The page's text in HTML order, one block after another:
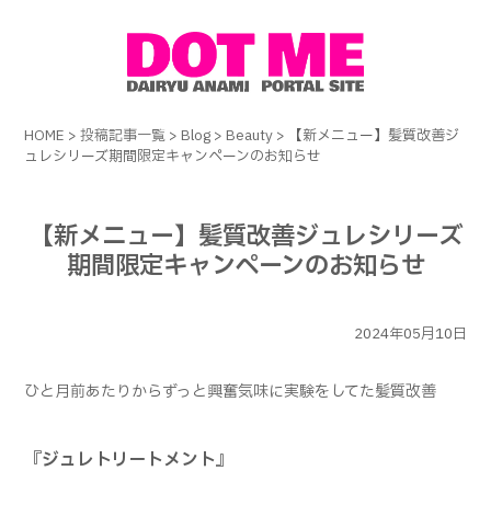
HOME >投稿記事一覧 >Blog >Beauty > 【新メニュー】髪質改善ジ
ュレシリーズ期間限定キャンペーンのお知らせ
【新メニュー】髪質改善ジュレシリーズ
期間限定キャンペーンのお知らせ
2024年05月10日
ひと月前あたりからずっと興奮気味に実験をしてた髪質改善
『ジュレトリートメント』